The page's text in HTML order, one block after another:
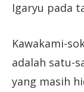
Igaryu pada
Kawakami-
adalah satu-
yang masih